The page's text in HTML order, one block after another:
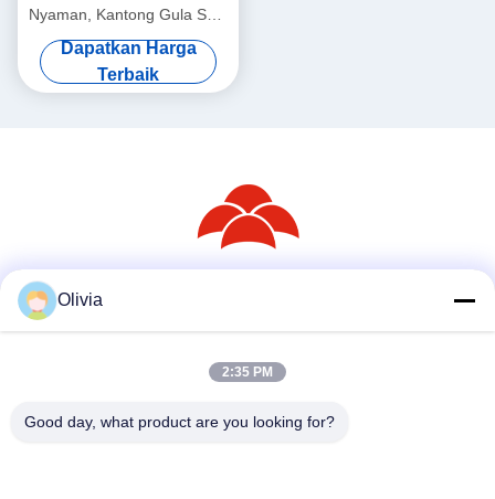
Nyaman, Kantong Gula Satu
Kali Pakai
Dapatkan Harga
Terbaik
Olivia
2:35 PM
Good day, what product are you looking for?